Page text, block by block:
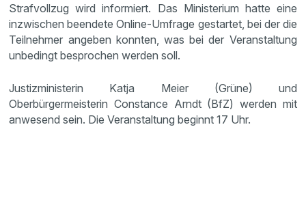
Strafvollzug wird informiert. Das Ministerium hatte eine
inzwischen beendete Online-Umfrage gestartet, bei der die
Teilnehmer angeben konnten, was bei der Veranstaltung
unbedingt besprochen werden soll.
Justizministerin Katja Meier (Grüne) und
Oberbürgermeisterin Constance Arndt (BfZ) werden mit
anwesend sein. Die Veranstaltung beginnt 17 Uhr.